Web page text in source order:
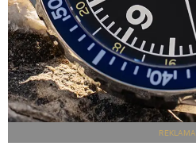
REKLAMA